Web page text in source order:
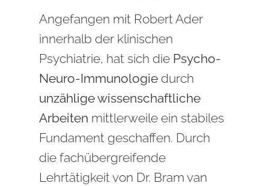
Angefangen mit Robert Ader
innerhalb der klinischen
Psychiatrie, hat sich die Psycho-
Neuro-Immunologie durch
unzählige wissenschaftliche
Arbeiten mittlerweile ein stabiles
Fundament geschaffen. Durch
die fachübergreifende
Lehrtätigkeit von Dr. Bram van